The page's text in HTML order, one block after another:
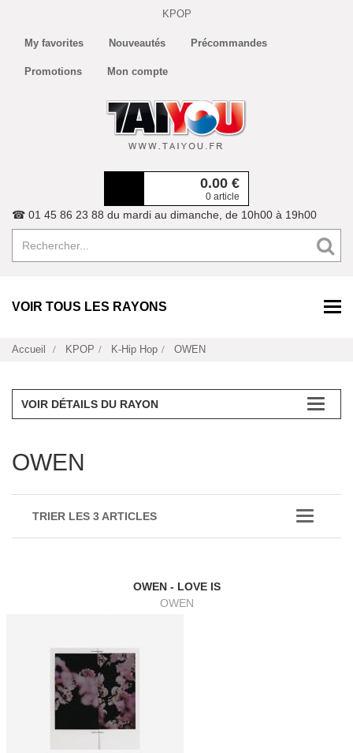
KPOP
My favorites Nouveautés Précommandes
Promotions Mon compte
0.00 €
0 article
☎ 01 45 86 23 88 du mardi au dimanche, de 10h00 à 19h00
VOIR TOUS LES RAYONS
Accueil KPOP K-Hip Hop OWEN
VOIR DÉTAILS DU RAYON
OWEN
TRIER LES 3 ARTICLES
OWEN - LOVE IS
OWEN